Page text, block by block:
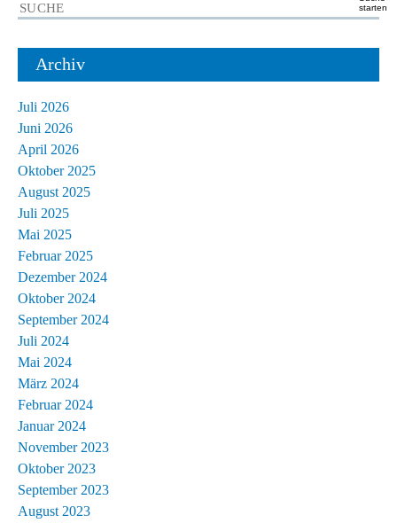
Archiv
Juli 2026
Juni 2026
April 2026
Oktober 2025
August 2025
Juli 2025
Mai 2025
Februar 2025
Dezember 2024
Oktober 2024
September 2024
Juli 2024
Mai 2024
März 2024
Februar 2024
Januar 2024
November 2023
Oktober 2023
September 2023
August 2023